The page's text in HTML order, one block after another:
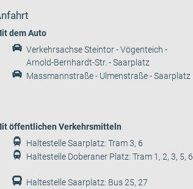
dem Auto
Verkehrsachse Steintor - Vögenteich -
Arnold-Bernhardt-Str. - Saarplatz
Massmannstraße - Ulmenstraße - Saarplatz
öffentlichen Verkehrsmitteln
Haltestelle Saarplatz: Tram 3, 6
Haltestelle Doberaner Platz: Tram 1, 2, 3, 5, 6
Haltestelle Saarplatz: Bus 25, 27